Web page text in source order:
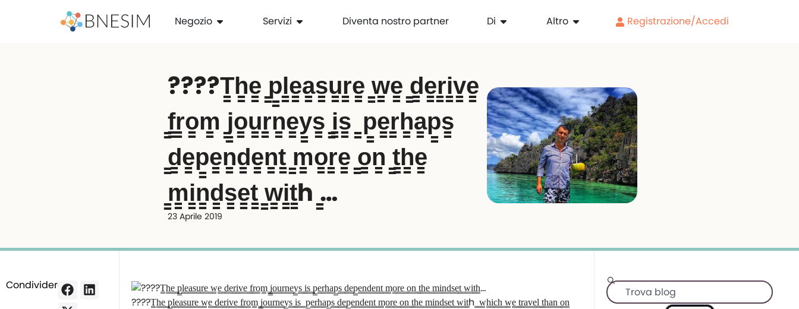
Negozio Servizi Diventa nostro partner Di Altro Registrazione/Accedi
????️T̳h̳e̳ ̳p̳l̳e̳a̳s̳u̳r̳e̳ ̳w̳e̳ ̳d̳e̳r̳i̳v̳e̳
̳f̳r̳o̳m̳ ̳j̳o̳u̳r̳n̳e̳y̳s̳ ̳i̳s̳ ̳ p̳e̳r̳h̳a̳p̳s̳
̳d̳e̳p̳e̳n̳d̳e̳n̳t̳ ̳m̳o̳r̳e̳ ̳o̳n̳ ̳t̳h̳e̳
̳m̳i̳n̳d̳s̳e̳t̳ ̳w̳i̳t̳h ̳…
23 Aprile 2019
Condividere:
????️T̳h̳e̳ ̳p̳l̳e̳a̳s̳u̳r̳e̳ ̳w̳e̳ ̳d̳e̳r̳i̳v̳e̳ ̳f̳r̳o̳m̳ ̳j̳o̳u̳r̳n̳e̳y̳s̳ ̳i̳s̳ ̳ p̳e̳r̳h̳a̳p̳s̳ ̳d̳e̳p̳e̳n̳d̳e̳n̳t̳ ̳m̳o̳r̳e̳ ̳o̳n̳ ̳t̳h̳e̳ ̳m̳i̳n̳d̳s̳e̳t̳ ̳w̳i̳t̳h ̳ ̳w̳h̳i̳c̳h̳ ̳w̳e̳ ̳t̳r̳a̳v̳e̳l̳ ̳t̳h̳a̳n̳ ̳o̳n̳